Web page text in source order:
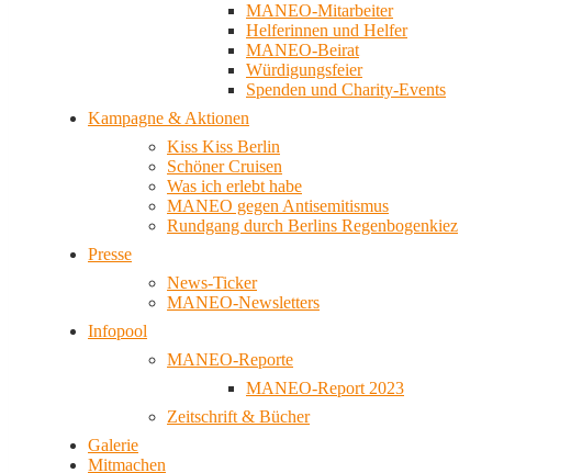
MANEO-Mitarbeiter
Helferinnen und Helfer
MANEO-Beirat
Würdigungsfeier
Spenden und Charity-Events
Kampagne & Aktionen
Kiss Kiss Berlin
Schöner Cruisen
Was ich erlebt habe
MANEO gegen Antisemitismus
Rundgang durch Berlins Regenbogenkiez
Presse
News-Ticker
MANEO-Newsletters
Infopool
MANEO-Reporte
MANEO-Report 2023
Zeitschrift & Bücher
Galerie
Mitmachen